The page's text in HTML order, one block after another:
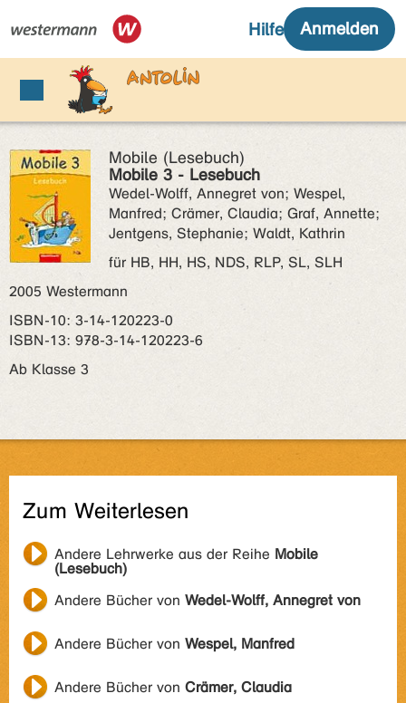
Mobile (Lesebuch)
Mobile 3 - Lesebuch
Wedel-Wolff, Annegret von; Wespel,
Manfred; Crämer, Claudia; Graf, Annette;
Jentgens, Stephanie; Waldt, Kathrin
für HB, HH, HS, NDS, RLP, SL, SLH
2005 Westermann
ISBN‑10: 3-14-120223-0
ISBN‑13: 978-3-14-120223-6
Ab Klasse 3
Zum Weiterlesen
Andere Lehrwerke aus der Reihe Mobile
(Lesebuch)
Andere Bücher von Wedel-Wolff, Annegret von
Andere Bücher von Wespel, Manfred
Andere Bücher von Crämer, Claudia